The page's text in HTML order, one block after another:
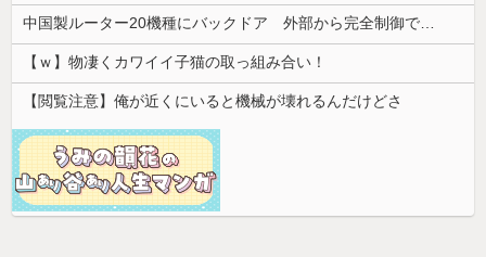
中国製ルーター20機種にバックドア 外部から完全制御できる機能が仕込まれていた
【ｗ】物凄くカワイイ子猫の取っ組み合い！
【閲覧注意】俺が近くにいると機械が壊れるんだけどさ